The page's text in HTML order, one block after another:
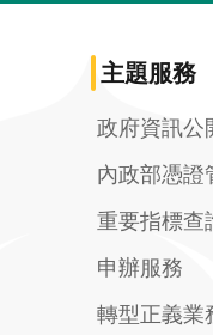
主題服務
政府資訊公
內政部憑證
重要指標查
申辦服務
轉型正義業